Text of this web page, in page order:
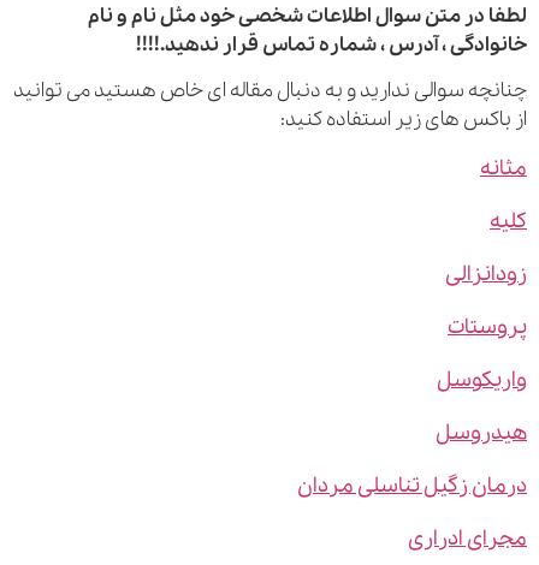
در متن سوال اطلاعات شخصی خود مثل نام و نام
، آدرس ، شماره تماس قرار ندهید.!!!!
سوالی ندارید و به دنبال مقاله ای خاص هستید می توانید
های زیر استفاده کنید:
زگیل تناسلی مردان
ادراری